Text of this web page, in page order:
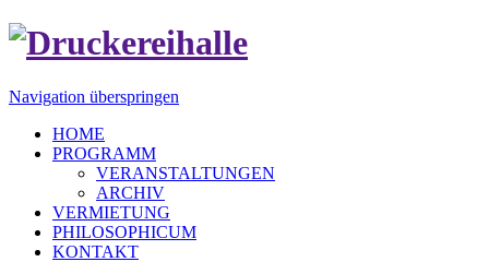
Navigation überspringen
HOME
PROGRAMM
VERANSTALTUNGEN
ARCHIV
VERMIETUNG
PHILOSOPHICUM
KONTAKT